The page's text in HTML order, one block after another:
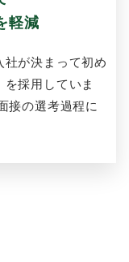
軽減
が決まって初め
採用していま
接の選考過程に